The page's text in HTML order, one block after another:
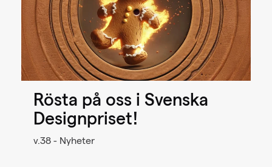
Rösta på oss i Svenska
Designpriset!
v.38 - Nyheter